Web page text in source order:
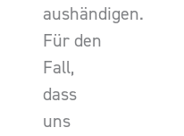
aushändigen.
Für den
Fall,
dass
uns